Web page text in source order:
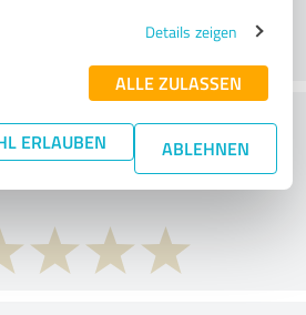
Details zeigen
ALLE ZULASSEN
ERLAUBEN ABLEHNEN
think of the price to
ratio?